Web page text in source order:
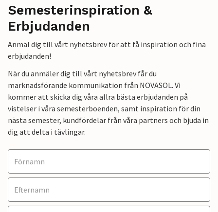
Semesterinspiration &
Erbjudanden
Anmäl dig till vårt nyhetsbrev för att få inspiration och fina
erbjudanden!
När du anmäler dig till vårt nyhetsbrev får du
marknadsförande kommunikation från NOVASOL. Vi
kommer att skicka dig våra allra bästa erbjudanden på
vistelser i våra semesterboenden, samt inspiration för din
nästa semester, kundfördelar från våra partners och bjuda in
dig att delta i tävlingar.